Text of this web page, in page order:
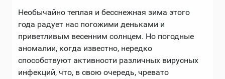
Необычайно теплая и бесснежная зима этого
года радует нас погожими деньками и
приветливым весенним солнцем. Но погодные
аномалии, когда известно, нередко
способствуют активности различных вирусных
инфекций, что, в свою очередь, чревато